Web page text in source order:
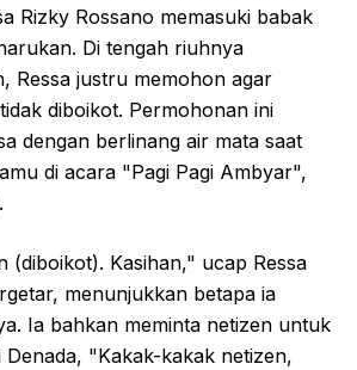
Rizky Rossano memasuki babak
Di tengah riuhnya
Ressa justru memohon agar
diboikot. Permohonan ini
dengan berlinang air mata saat
di acara "Pagi Pagi Ambyar",
(diboikot). Kasihan," ucap Ressa
menunjukkan betapa ia
Ia bahkan meminta netizen untuk
Denada, "Kakak-kakak netizen,